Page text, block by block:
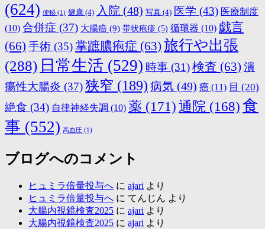
(624) 便秘 (1) 健康 (4) 入院 (48) 写真 (4) 医学 (43) 医療制度
(10) 合併症 (37) 大腸癌 (9) 帯状疱疹 (5) 循環器 (10) 戯言
(66) 手術 (35)掌蹠膿疱症 (63) 旅行や出張
(288) 日常生活 (529) 時事 (31)検査 (63) 潰
瘍性大腸炎 (37)狭窄 (189) 病気 (49) 癌 (11) 目 (20)
絶食 (34) 自律神経失調 (10) 薬 (171)通院 (168)食
事 (552) 高血圧 (1)
ブログへのコメント
ヒュミラ倍量投与へ に ajari より
ヒュミラ倍量投与へ に てんじん より
大腸内視鏡検査2025 に ajari より
大腸内視鏡検査2025 に ajari より